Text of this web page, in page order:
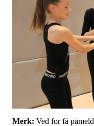
Merk: Ved for få